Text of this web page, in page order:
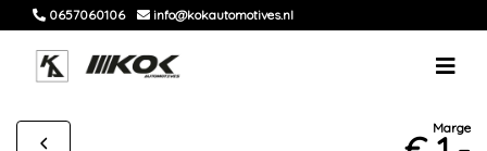
0657060106 info@kokautomotives.nl
Marge